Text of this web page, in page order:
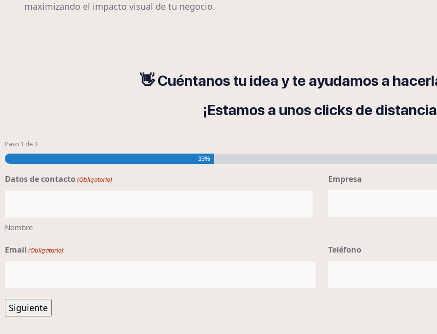
maximizando el impacto visual de tu negocio.
👋 Cuéntanos tu idea y te ayudamos a
¡Estamos a unos clicks de
Paso 1 de3
33%
Datos de contacto (Obligatorio)
Nombre
Empresa
Email (Obligatorio) Teléfono